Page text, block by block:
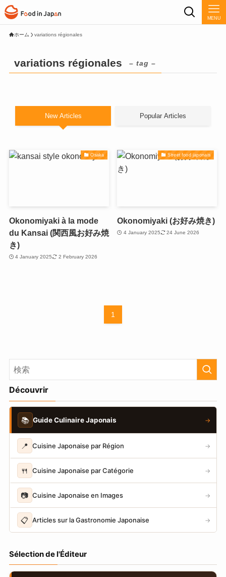
MENU
ホーム variations régionales
variations régionales – tag –
New Articles Popular Articles
Osaka
Okonomiyaki à la mode
du Kansai (関西風お好み焼
き)
4 January 2025 2 February 2026
Street food japonais
Okonomiyaki (お好み焼き)
4 January 2025 24 June 2026
1
Découvrir
📚 Guide Culinaire Japonais →
📍 Cuisine Japonaise par Région →
🍴 Cuisine Japonaise par Catégorie →
📷 Cuisine Japonaise en Images →
📋 Articles sur la Gastronomie Japonaise →
Sélection de l'Éditeur